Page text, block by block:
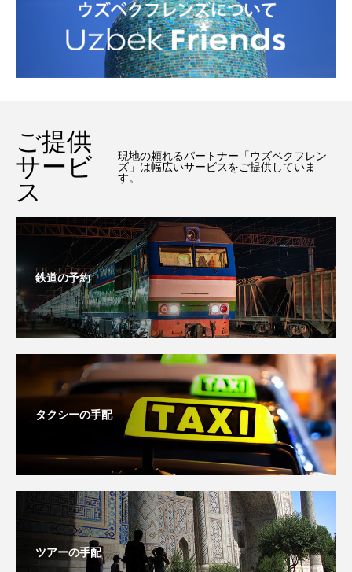
ご提供
サービ
ス
現地の頼れるパートナー「ウズベクフレン
ズ」は幅広いサービスをご提供していま
す。
鉄道の予約
タクシーの手配
ツアーの手配